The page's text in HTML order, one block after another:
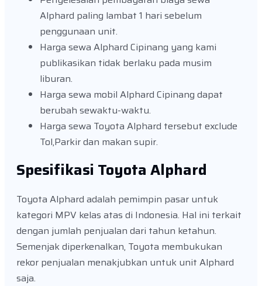
Alphard paling lambat 1 hari sebelum
penggunaan unit.
Harga sewa Alphard Cipinang yang kami
publikasikan tidak berlaku pada musim
liburan.
Harga sewa mobil Alphard Cipinang dapat
berubah sewaktu-waktu.
Harga sewa Toyota Alphard tersebut exclude
Tol,Parkir dan makan supir.
Spesifikasi Toyota Alphard
Toyota Alphard adalah pemimpin pasar untuk
kategori MPV kelas atas di Indonesia. Hal ini terkait
dengan jumlah penjualan dari tahun ketahun.
Semenjak diperkenalkan, Toyota membukukan
rekor penjualan menakjubkan untuk unit Alphard
saja.